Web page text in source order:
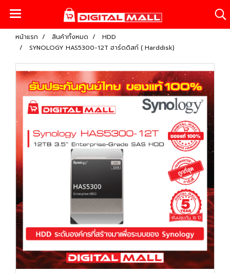
หน้าแรก สินค้าทั้งหมด
HDD
SYNOLOGY HAS5300-12T ฮาร์ดดิสก์ ( Harddisk)